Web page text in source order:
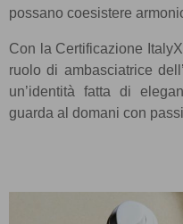
possano coesistere
Con la Certificazione
ruolo di ambasciatrice
un’identità fatta di
guarda al domani con